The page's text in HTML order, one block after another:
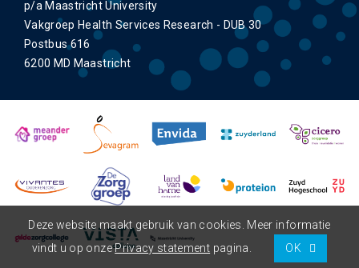
p/a Maastricht University
Vakgroep Health Services Research - DUB 30
Postbus 616
6200 MD Maastricht
Deze website maakt gebruik van cookies. Meer informatie
vindt u op onzePrivacy statement pagina. OK